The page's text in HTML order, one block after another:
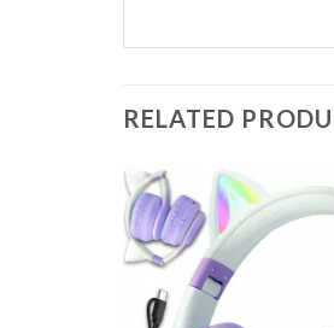
RELATED